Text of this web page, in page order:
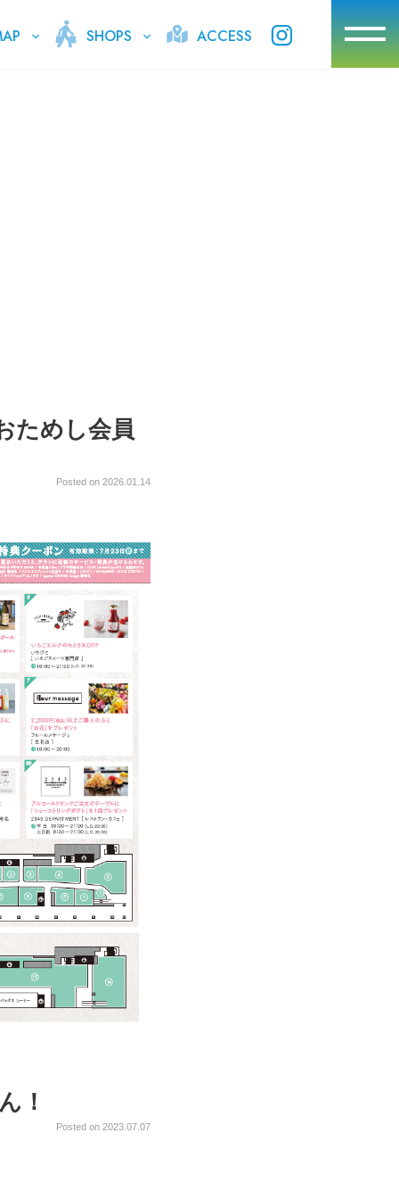
SHOPS ACCESS
ためし会員
Posted on 2026.01.14
！
Posted on 2023.07.07